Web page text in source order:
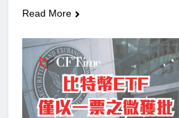
Read More